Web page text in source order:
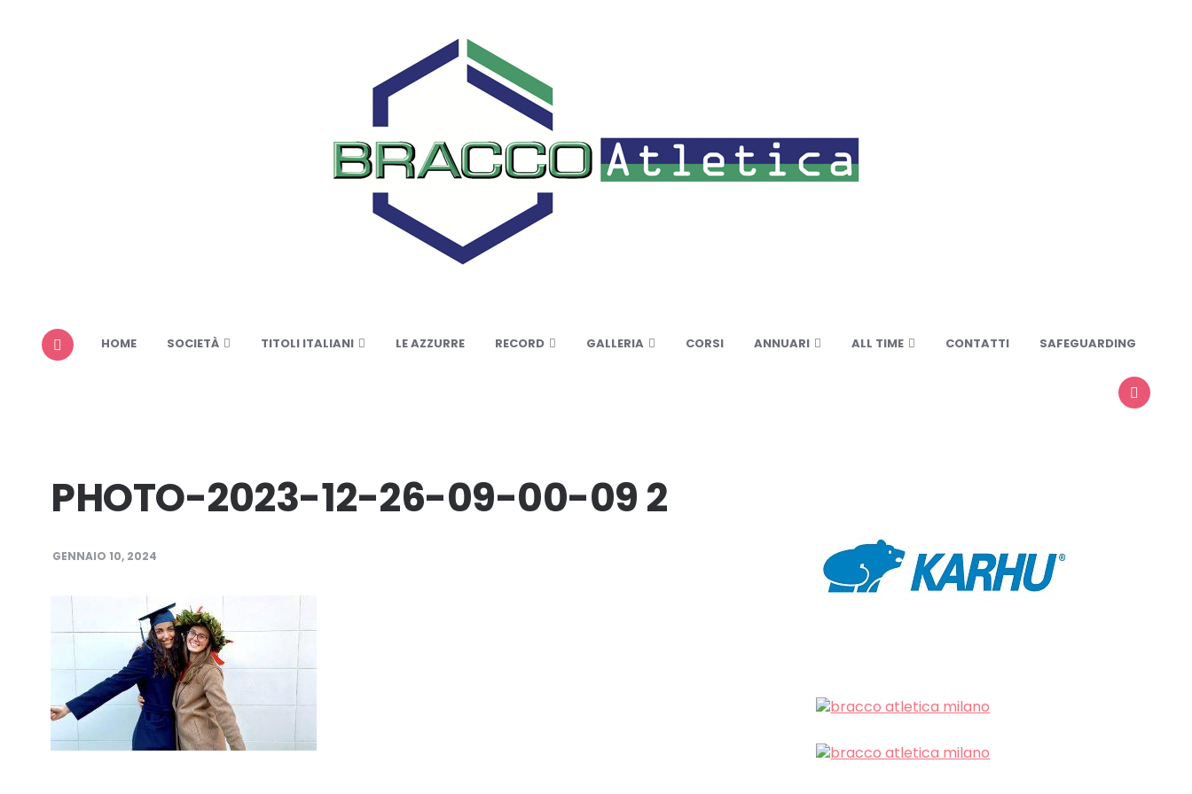
HOME SOCIETÀ TITOLI ITALIANI LE AZZURRE RECORD GALLERIA CORSI ANNUARI ALL TIME CONTATTI SAFEGUARDING
PHOTO-2023-12-26-09-00-09 2
GENNAIO 10, 2024